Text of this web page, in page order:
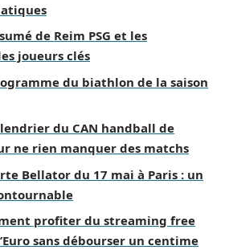
de Reim PSG et les
joueurs clés
du biathlon de la saison
du CAN handball de
ne rien manquer des matchs
Bellator du 17 mai à Paris : un
profiter du streaming free
sans débourser un centime